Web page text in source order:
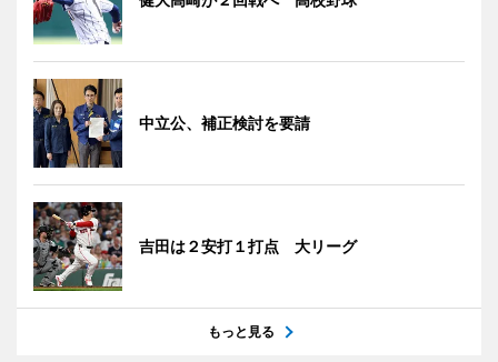
中立公、補正検討を要請
吉田は２安打１打点 大リーグ
もっと見る